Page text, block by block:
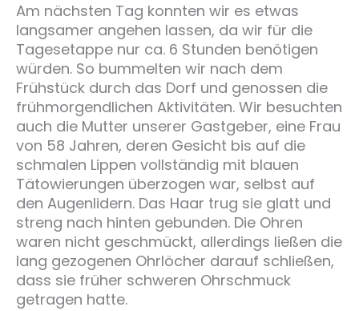
Am nächsten Tag konnten wir es etwas
langsamer angehen lassen, da wir für die
Tagesetappe nur ca. 6 Stunden benötigen
würden. So bummelten wir nach dem
Frühstück durch das Dorf und genossen die
frühmorgendlichen Aktivitäten. Wir besuchten
auch die Mutter unserer Gastgeber, eine Frau
von 58 Jahren, deren Gesicht bis auf die
schmalen Lippen vollständig mit blauen
Tätowierungen überzogen war, selbst auf
den Augenlidern. Das Haar trug sie glatt und
streng nach hinten gebunden. Die Ohren
waren nicht geschmückt, allerdings ließen die
lang gezogenen Ohrlöcher darauf schließen,
dass sie früher schweren Ohrschmuck
getragen hatte.